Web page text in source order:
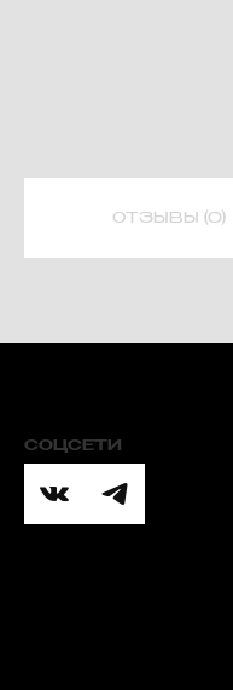
ОТЗЫВЫ (0)
СОЦСЕТИ